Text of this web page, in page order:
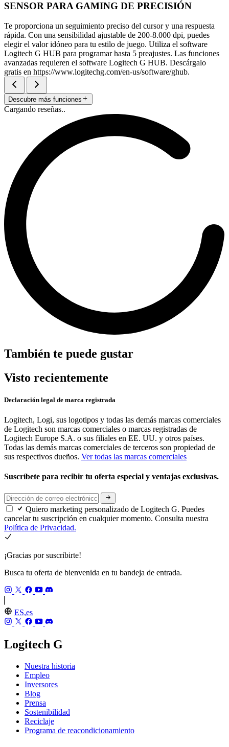
SENSOR PARA GAMING DE PRECISIÓN
Te proporciona un seguimiento preciso del cursor y una respuesta
rápida. Con una sensibilidad ajustable de 200-8.000 dpi, puedes
elegir el valor idóneo para tu estilo de juego. Utiliza el software
Logitech G HUB para programar hasta 5 preajustes. Las funciones
avanzadas requieren el software Logitech G HUB. Descárgalo
gratis en https://www.logitechg.com/en-us/software/ghub.
Descubre más funciones
Cargando reseñas..
También te puede gustar
Visto recientemente
Declaración legal de marca registrada
Logitech, Logi, sus logotipos y todas las demás marcas comerciales
de Logitech son marcas comerciales o marcas registradas de
Logitech Europe S.A. o sus filiales en EE. UU. y otros países.
Todas las demás marcas comerciales de terceros son propiedad de
sus respectivos dueños. Ver todas las marcas comerciales
Suscríbete para recibir tu oferta especial y ventajas exclusivas.
Quiero marketing personalizado de Logitech G. Puedes
cancelar tu suscripción en cualquier momento. Consulta nuestra
Política de Privacidad.
¡Gracias por suscribirte!
Busca tu oferta de bienvenida en tu bandeja de entrada.
ES,es
Logitech G
Nuestra historia
Empleo
Inversores
Blog
Prensa
Sostenibilidad
Reciclaje
Programa de reacondicionamiento